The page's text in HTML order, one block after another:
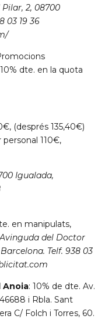
2, 08700
03 19 36
dte. en la quota
(després 135,40€)
110€,
Igualada,
en manipulats,
Avinguda del Doctor
Telf. 938 03
Anoia: 10% de dte. Av.
i Rbla. Sant
C/ Folch i Torres, 60.